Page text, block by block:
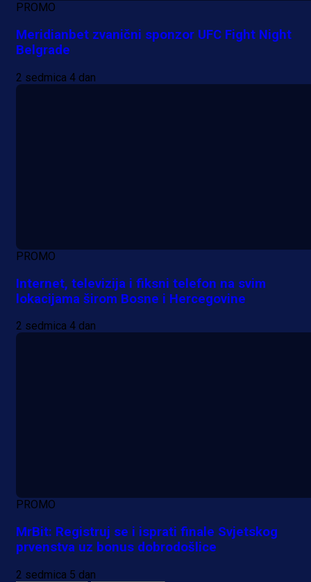
PROMO
Meridianbet zvanični sponzor UFC Fight Night
Belgrade
2 sedmica 4 dan
PROMO
Internet, televizija i fiksni telefon na svim
lokacijama širom Bosne i Hercegovine
2 sedmica 4 dan
PROMO
MrBit: Registruj se i isprati finale Svjetskog
prvenstva uz bonus dobrodošlice
2 sedmica 5 dan